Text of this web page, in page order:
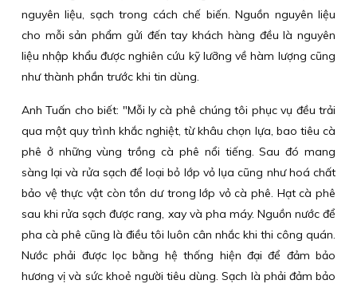
nguyên liệu, sạch trong cách chế biến. Nguồn nguyên liệu
cho mỗi sản phẩm gửi đến tay khách hàng đều là nguyên
liệu nhập khẩu được nghiên cứu kỹ lưỡng về hàm lượng cũng
như thành phần trước khi tin dùng.
Anh Tuấn cho biết: "Mỗi ly cà phê chúng tôi phục vụ đều trải
qua một quy trình khắc nghiệt, từ khâu chọn lựa, bao tiêu cà
phê ở những vùng trồng cà phê nổi tiếng. Sau đó mang
sàng lại và rửa sạch để loại bỏ lớp vỏ lụa cũng như hoá chất
bảo vệ thực vật còn tồn dư trong lớp vỏ cà phê. Hạt cà phê
sau khi rửa sạch được rang, xay và pha máy. Nguồn nước để
pha cà phê cũng là điều tôi luôn cân nhắc khi thi công quán.
Nước phải được lọc bằng hệ thống hiện đại để đảm bảo
hương vị và sức khoẻ người tiêu dùng. Sạch là phải đảm bảo